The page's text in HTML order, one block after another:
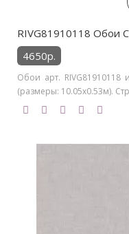
RIVG81910118 Обои
4650р.
Обои арт. RIVG81910118
(размеры: 10.05х0.53м).